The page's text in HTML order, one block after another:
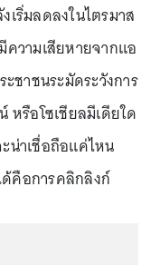
ริ่มลดลงในไตรมาส
ความเสียหายจากแอ
ชาชนระมัดระวังการ
หรือโซเชียลมีเดียใด
น่าเชื่อถือแค่ไหน
ด้คือการคลิกลิงก์